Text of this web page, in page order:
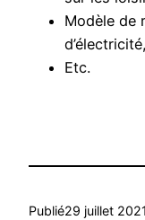
Modèle de
Etc.
Publié29 juillet 2021